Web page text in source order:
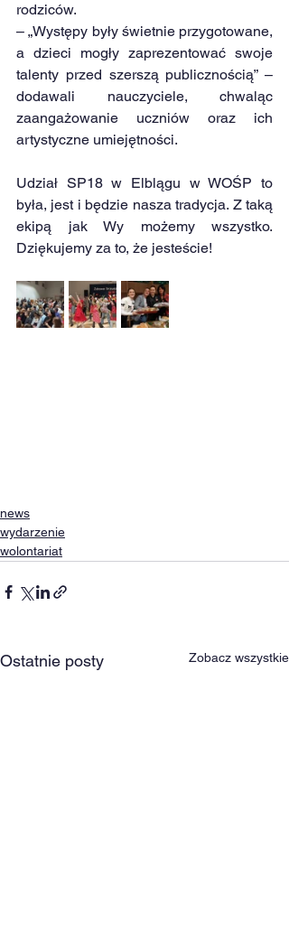
rodziców.
– „Występy były świetnie przygotowane,
a dzieci mogły zaprezentować swoje
talenty przed szerszą publicznością” –
dodawali nauczyciele, chwaląc
zaangażowanie uczniów oraz ich
artystyczne umiejętności.
Udział SP18 w Elblągu w WOŚP to
była, jest i będzie nasza tradycja. Z taką
ekipą jak Wy możemy wszystko.
Dziękujemy za to, że jesteście!
news
wydarzenie
wolontariat
Ostatnie posty Zobacz wszystkie